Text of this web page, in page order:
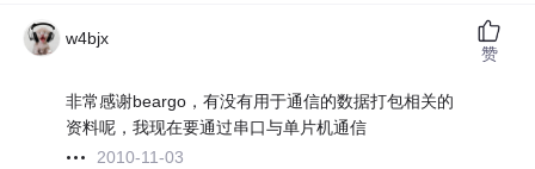
w4bjx
非常感谢beargo，有没有用于通信的数据打包相关的
资料呢，我现在要通过串口与单片机通信
2010-11-03
赞